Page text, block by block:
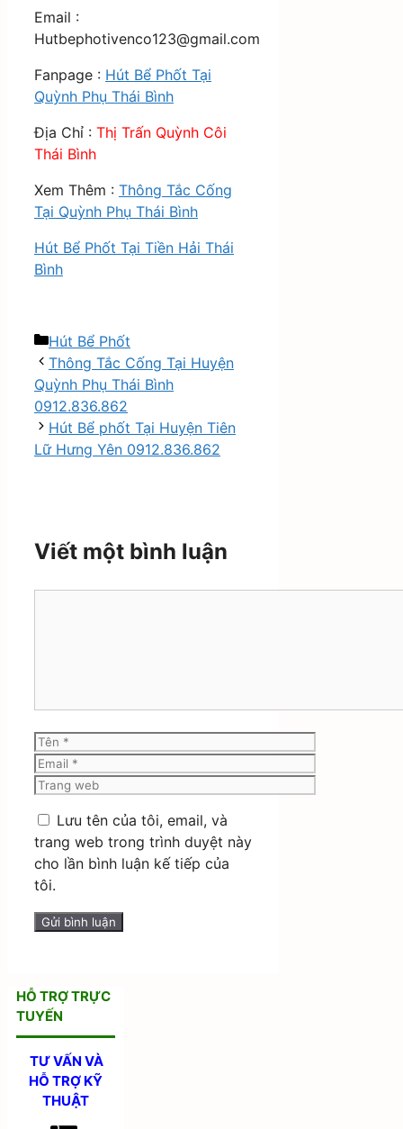
Email :
Hutbephotivenco123@gmail.com
Fanpage : Hút Bể Phốt Tại
Quỳnh Phụ Thái Bình
Địa Chỉ : Thị Trấn Quỳnh Côi
Thái Bình
Xem Thêm : Thông Tắc Cống
Tại Quỳnh Phụ Thái Bình
Hút Bể Phốt Tại Tiền Hải Thái
Bình
Danh
mục
Hút Bể Phốt
Thông Tắc Cống Tại Huyện
Quỳnh Phụ Thái Bình
0912.836.862
Hút Bể phốt Tại Huyện Tiên
Lữ Hưng Yên 0912.836.862
Viết một bình luận
Tên
Email
Trang
Lưu tên của tôi, email, và
trang web trong trình duyệt này
cho lần bình luận kế tiếp của
tôi.
HỖ TRỢ TRỰC
TUYẾN
TƯ VẤN VÀ
HỖ TRỢ KỸ
THUẬT